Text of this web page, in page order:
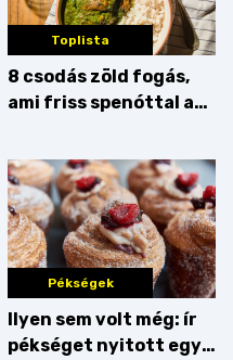
Toplista
8 csodás zöld fogás,
ami friss spenóttal az
Pékségek
Ilyen sem volt még: ír
pékséget nyitott egy